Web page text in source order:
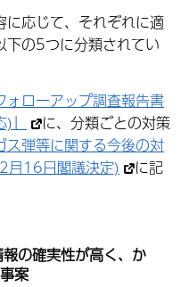
応じて、それぞれに適
下の5つに分類されてい
ォローアップ調査報告書
に、分類ごとの対策
ス弾等に関する今後の対
月16日閣議決定)
に記
の確実性が高く、か
案